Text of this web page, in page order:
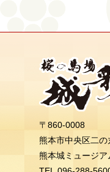
〒860-0008
熊本市中央区二の
熊本城ミュージ